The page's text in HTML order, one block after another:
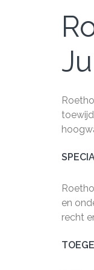
en
recht